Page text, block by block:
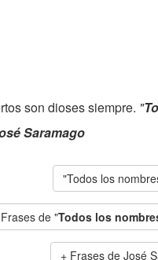
son dioses siempre. "
Saramago
"Todos los
Frases de "Todos los
Frases de José